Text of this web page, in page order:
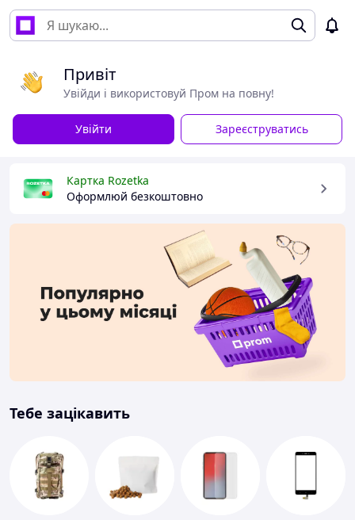
Привіт
Увійди і використовуй Пром на повну!
Увійти Зареєструватись
Картка Rozetka
Оформлюй безкоштовно
Тебе зацікавить